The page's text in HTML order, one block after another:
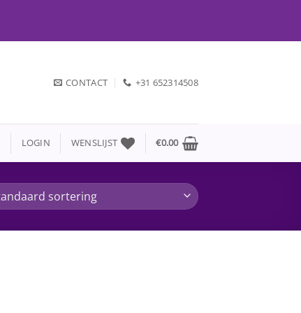
CONTACT +31 652314508
LOGIN WENSLIJST €0.00